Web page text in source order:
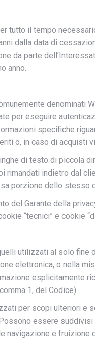
tutto il tempo
dalla data di
da parte
anno.
denominati
per eseguire
specifiche
o, in caso di acquisti
di testo di piccola
rimandati indietro dal
porzione dello stesso
del Garante della
“tecnici” e cookie
utilizzati al solo fine
elettronica, o nella
esplicitamente
1, del Codice).
per scopi ulteriori e
essere
navigazione e